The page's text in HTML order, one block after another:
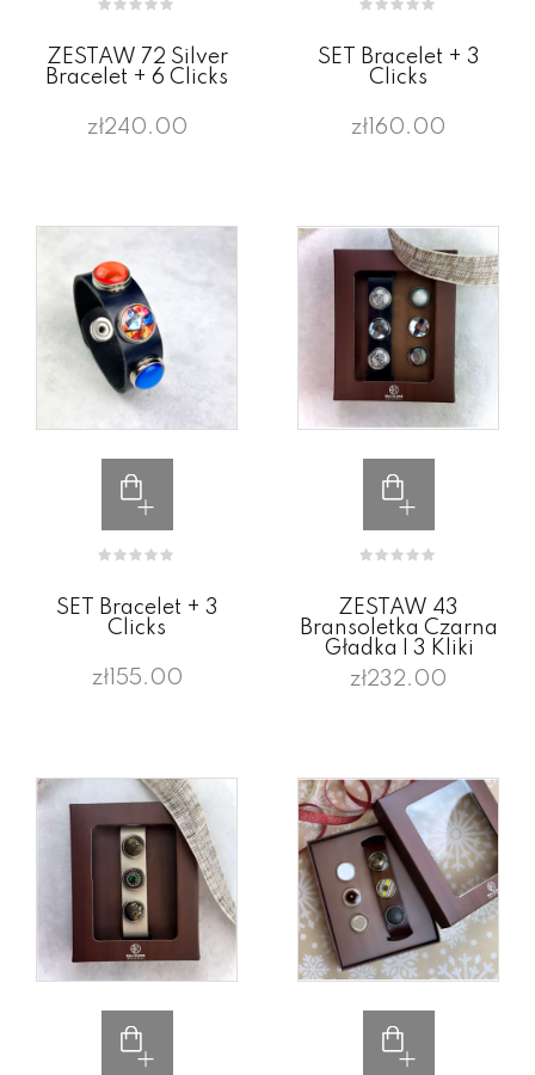
ZESTAW 72 Silver
Bracelet + 6 Clicks
zł240.00
SET Bracelet + 3
Clicks
zł160.00
SET Bracelet + 3
Clicks
zł155.00
ZESTAW 43
Bransoletka Czarna
Gładka I 3 Kliki
zł232.00